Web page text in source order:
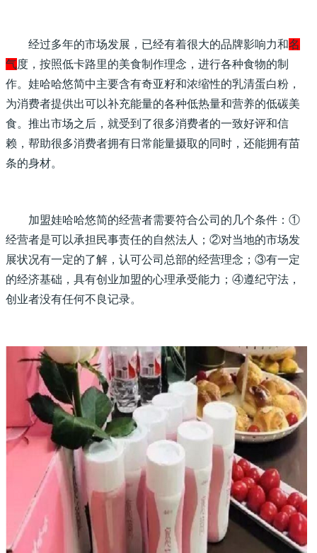
经过多年的市场发展，已经有着很大的品牌影响力和名
气度，按照低卡路里的美食制作理念，进行各种食物的制
作。娃哈哈悠简中主要含有奇亚籽和浓缩性的乳清蛋白粉，
为消费者提供出可以补充能量的各种低热量和营养的低碳美
食。推出市场之后，就受到了很多消费者的一致好评和信
赖，帮助很多消费者拥有日常能量摄取的同时，还能拥有苗
条的身材。
加盟娃哈哈悠简的经营者需要符合公司的几个条件：①
经营者是可以承担民事责任的自然法人；②对当地的市场发
展状况有一定的了解，认可公司总部的经营理念；③有一定
的经济基础，具有创业加盟的心理承受能力；④遵纪守法，
创业者没有任何不良记录。